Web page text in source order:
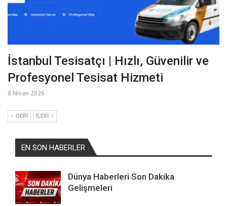
İstanbul Tesisatçı | Hızlı, Güvenilir ve
Profesyonel Tesisat Hizmeti
8 Nisan 2026
GERI İLERI
EN SON HABERLER
Dünya Haberleri Son Dakika
Gelişmeleri